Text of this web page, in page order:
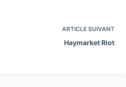
ARTICLE SUIVANT
Haymarket Riot